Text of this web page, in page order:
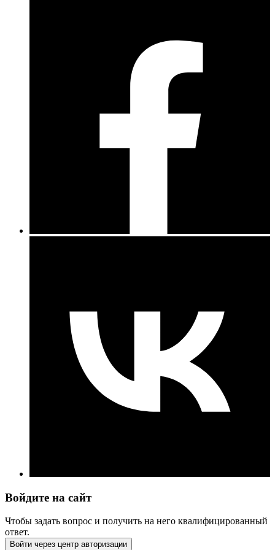
Войдите на сайт
Чтобы задать вопрос и получить на него квалифицированный
ответ.
Войти через центр авторизации